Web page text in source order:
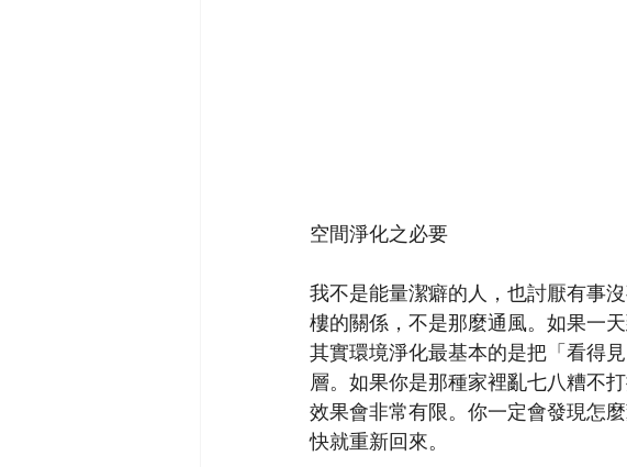
空間淨化之必要
我不是能量潔癖的人，也討厭有事
樓的關係，不是那麼通風。如果一
其實環境淨化最基本的是把「看得
層。如果你是那種家裡亂七八糟不
效果會非常有限。你一定會發現怎
快就重新回來。